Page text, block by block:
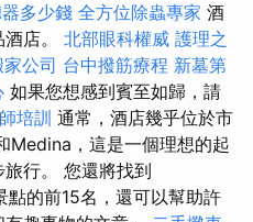
多少錢 全方位除蟲專家 酒
店。 北部眼科權威 護理之
公司 台中撥筋療程 新墓第
如果您想感到賓至如歸，請
培訓 通常，酒店幾乎位於市
，這是一個理想的起
行。 您還將找到
的前15名，還可以幫助許